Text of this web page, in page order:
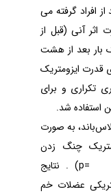
افراد گرفته می
آنی(قبل از
بعد از هشت
ایزومتریک
تکراری و برای
استفاده شد.
به ‌صورت
چنگ زدن
p
) . نتایج
عضلات خم